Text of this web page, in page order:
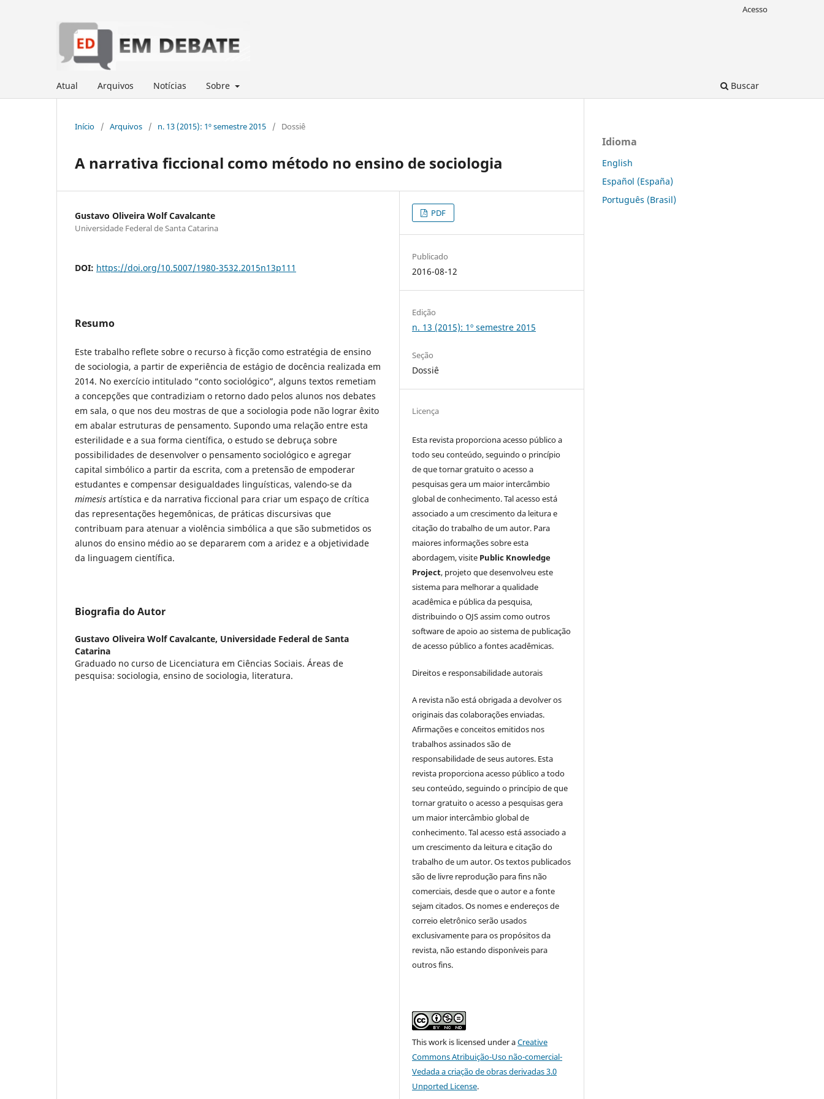
Atual Arquivos Notícias Sobre Buscar
Acesso
Início / Arquivos / n. 13 (2015): 1º semestre 2015 / Dossiê
A narrativa ficcional como método no ensino de sociologia
Gustavo Oliveira Wolf Cavalcante
Universidade Federal de Santa Catarina
DOI: https://doi.org/10.5007/1980-3532.2015n13p111
Resumo
Este trabalho reflete sobre o recurso à ficção como estratégia de ensino
de sociologia, a partir de experiência de estágio de docência realizada em
2014. No exercício intitulado “conto sociológico”, alguns textos remetiam
a concepções que contradiziam o retorno dado pelos alunos nos debates
em sala, o que nos deu mostras de que a sociologia pode não lograr êxito
em abalar estruturas de pensamento. Supondo uma relação entre esta
esterilidade e a sua forma científica, o estudo se debruça sobre
possibilidades de desenvolver o pensamento sociológico e agregar
capital simbólico a partir da escrita, com a pretensão de empoderar
estudantes e compensar desigualdades linguísticas, valendo-se da
mimesis artística e da narrativa ficcional para criar um espaço de crítica
das representações hegemônicas, de práticas discursivas que
contribuam para atenuar a violência simbólica a que são submetidos os
alunos do ensino médio ao se depararem com a aridez e a objetividade
da linguagem científica.
Biografia do Autor
Gustavo Oliveira Wolf Cavalcante, Universidade Federal de Santa
Catarina
Graduado no curso de Licenciatura em Ciências Sociais. Áreas de
pesquisa: sociologia, ensino de sociologia, literatura.
PDF
Publicado
2016-08-12
Edição
n. 13 (2015): 1º semestre 2015
Seção
Dossiê
Licença
Esta revista proporciona acesso público a
todo seu conteúdo, seguindo o princípio
de que tornar gratuito o acesso a
pesquisas gera um maior intercâmbio
global de conhecimento. Tal acesso está
associado a um crescimento da leitura e
citação do trabalho de um autor. Para
maiores informações sobre esta
abordagem, visite Public Knowledge
Project, projeto que desenvolveu este
sistema para melhorar a qualidade
acadêmica e pública da pesquisa,
distribuindo o OJS assim como outros
software de apoio ao sistema de publicação
de acesso público a fontes acadêmicas.
Direitos e responsabilidade autorais
A revista não está obrigada a devolver os
originais das colaborações enviadas.
Afirmações e conceitos emitidos nos
trabalhos assinados são de
responsabilidade de seus autores. Esta
revista proporciona acesso público a todo
seu conteúdo, seguindo o princípio de que
tornar gratuito o acesso a pesquisas gera
um maior intercâmbio global de
conhecimento. Tal acesso está associado a
um crescimento da leitura e citação do
trabalho de um autor. Os textos publicados
são de livre reprodução para fins não
comerciais, desde que o autor e a fonte
sejam citados. Os nomes e endereços de
correio eletrônico serão usados
exclusivamente para os propósitos da
revista, não estando disponíveis para
outros fins.
Thiswork is licensed under aCreative
Commons Atribuição-Uso não-comercial-
Vedada a criação de obras derivadas 3.0
Unported License.
Idioma
English
Español (España)
Português (Brasil)